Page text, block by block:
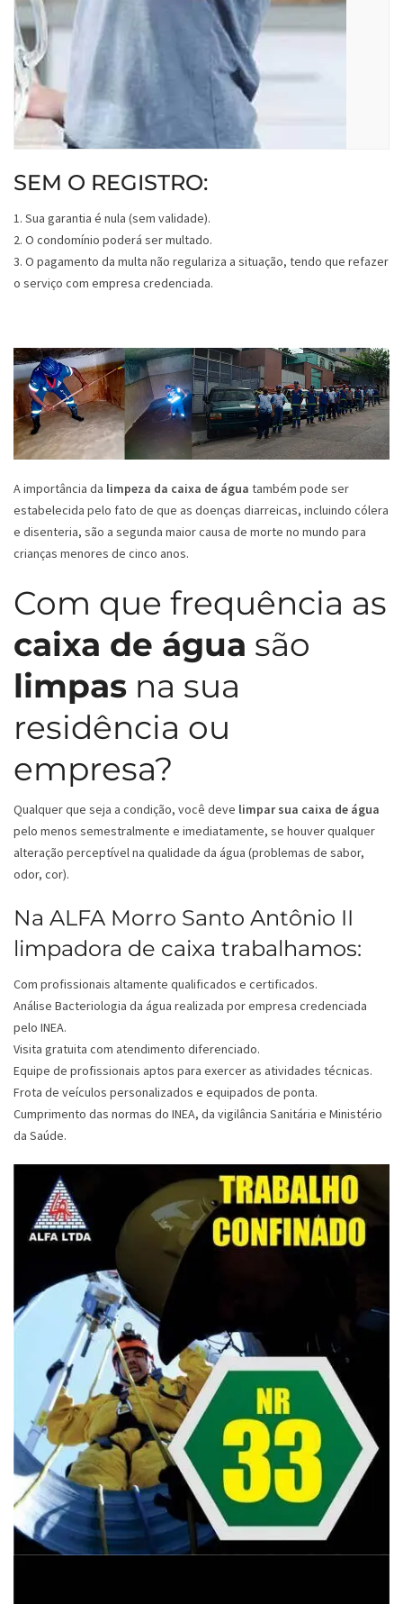
SEM O REGISTRO:
1. Sua garantia é nula (sem validade).
2. O condomínio poderá ser multado.
3. O pagamento da multa não regulariza a situação, tendo que refazer
o serviço com empresa credenciada.
A importância da limpeza da caixa de água também pode ser
estabelecida pelo fato de que as doenças diarreicas, incluindo cólera
e disenteria, são a segunda maior causa de morte no mundo para
crianças menores de cinco anos.
Com que frequência as
caixa de água são
limpas na sua
residência ou
empresa?
Qualquer que seja a condição, você deve limpar sua caixa de água
pelo menos semestralmente e imediatamente, se houver qualquer
alteração perceptível na qualidade da água (problemas de sabor,
odor, cor).
Na ALFA Morro Santo Antônio II
limpadora de caixa trabalhamos:
Com profissionais altamente qualificados e certificados.
Análise Bacteriologia da água realizada por empresa credenciada
pelo INEA.
Visita gratuita com atendimento diferenciado.
Equipe de profissionais aptos para exercer as atividades técnicas.
Frota de veículos personalizados e equipados de ponta.
Cumprimento das normas do INEA, da vigilância Sanitária e Ministério
da Saúde.